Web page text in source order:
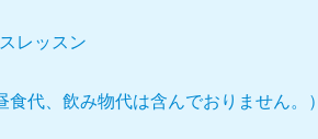
レッスン
代、飲み物代は含んでおりません。）